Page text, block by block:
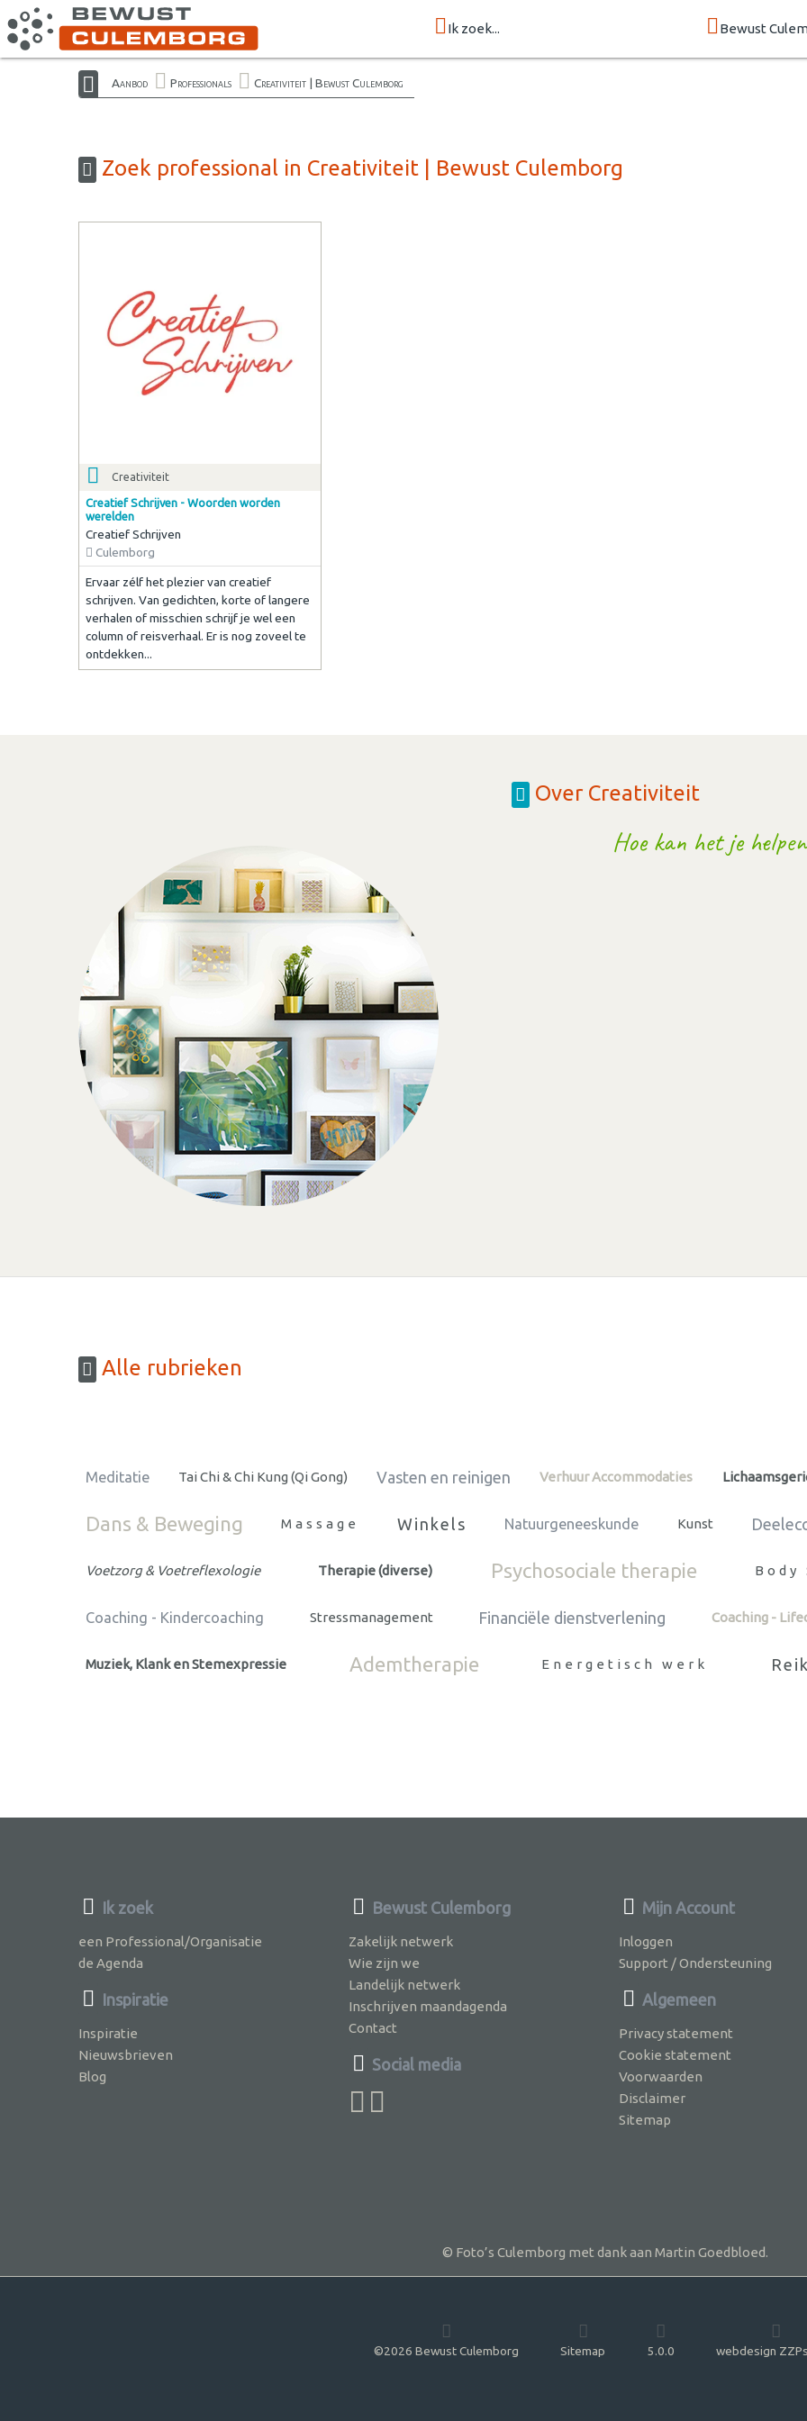
Ik zoek... Bewust
Aanbod Professionals Creativiteit | Bewust Culemborg
Zoek professional in Creativiteit | Bewust Culemborg
Creativiteit
Creatief Schrijven - Woorden worden
werelden
Creatief Schrijven
Culemborg
Ervaar zélf het plezier van creatief
schrijven. Van gedichten, korte of langere
verhalen of misschien schrijf je wel een
column of reisverhaal. Er is nog zoveel te
ontdekken...
Over Creativiteit
Hoe kan het je
Alle rubrieken
Meditatie Tai Chi & Chi Kung (Qi Gong) Vasten en reinigen Verhuur Accommodaties
Dans & Beweging Massage Winkels Natuurgeneeskunde Kunst
Voetzorg & Voetreflexologie Therapie (diverse) Psychosociale therapie Body
Coaching - Kindercoaching Stressmanagement Financiële dienstverlening Coaching -
Muziek, Klank en Stemexpressie Ademtherapie Energetisch werk
Ik zoek
een Professional/Organisatie
de Agenda
Inspiratie
Inspiratie
Nieuwsbrieven
Blog
Bewust Culemborg
Zakelijk netwerk
Wie zijn we
Landelijk netwerk
Inschrijven maandagenda
Contact
Social media
Mijn Account
Inloggen
Support / Ondersteuning
Algemeen
Privacy statement
Cookie statement
Voorwaarden
Disclaimer
Sitemap
© Foto’s Culemborg met dank aan Martin Goedbloed.
©2026 Bewust Culemborg Sitemap 5.0.0 webdesign